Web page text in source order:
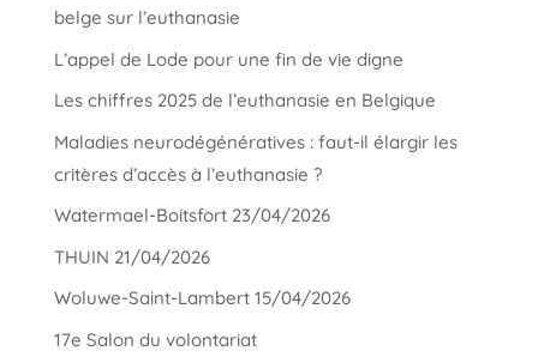
belge sur l’euthanasie
L’appel de Lode pour une fin de vie digne
Les chiffres 2025 de l’euthanasie en Belgique
Maladies neurodégénératives : faut-il élargir les
critères d’accès à l’euthanasie ?
Watermael-Boitsfort 23/04/2026
THUIN 21/04/2026
Woluwe-Saint-Lambert 15/04/2026
17e Salon du volontariat